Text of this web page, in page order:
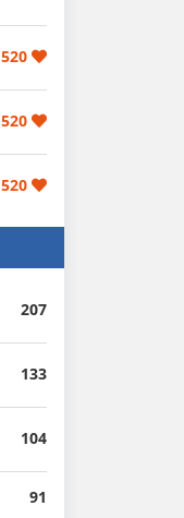
520
520
520
207
133
104
91